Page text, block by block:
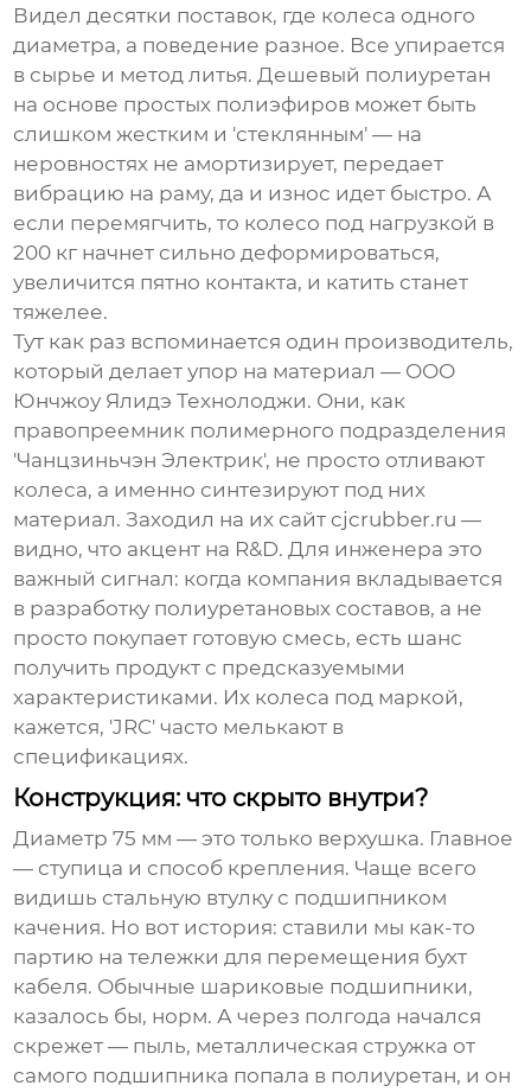
Видел десятки поставок, где колеса одного
диаметра, а поведение разное. Все упирается
в сырье и метод литья. Дешевый полиуретан
на основе простых полиэфиров может быть
слишком жестким и 'стеклянным' — на
неровностях не амортизирует, передает
вибрацию на раму, да и износ идет быстро. А
если перемягчить, то колесо под нагрузкой в
200 кг начнет сильно деформироваться,
увеличится пятно контакта, и катить станет
тяжелее.
Тут как раз вспоминается один производитель,
который делает упор на материал — ООО
Юнчжоу Ялидэ Технолоджи. Они, как
правопреемник полимерного подразделения
'Чанцзиньчэн Электрик', не просто отливают
колеса, а именно синтезируют под них
материал. Заходил на их сайтcjcrubber.ru —
видно, что акцент на R&D. Для инженера это
важный сигнал: когда компания вкладывается
в разработку полиуретановых составов, а не
просто покупает готовую смесь, есть шанс
получить продукт с предсказуемыми
характеристиками. Их колеса под маркой,
кажется, 'JRC' часто мелькают в
спецификациях.
Конструкция: что скрыто внутри?
Диаметр 75 мм — это только верхушка. Главное
— ступица и способ крепления. Чаще всего
видишь стальную втулку с подшипником
качения. Но вот история: ставили мы как-то
партию на тележки для перемещения бухт
кабеля. Обычные шариковые подшипники,
казалось бы, норм. А через полгода начался
скрежет — пыль, металлическая стружка от
самого подшипника попала в полиуретан, и он